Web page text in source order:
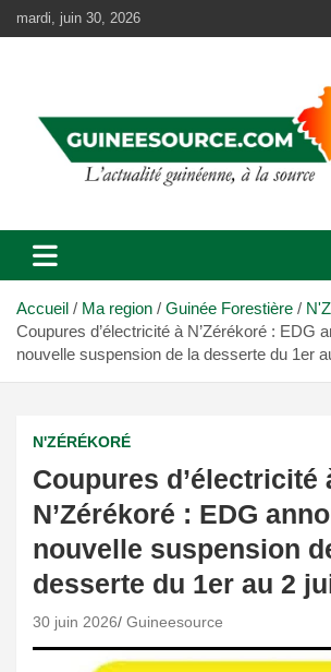
au
mardi, juin 30, 2026
Accueil Ma region Guinée Forestière
Coupures d’électricité à N’Zérékoré : EDG
nouvelle suspension de la desserte du 1er
N'ZÉRÉKORÉ
Coupures d’électricité
N’Zérékoré : EDG
nouvelle suspension
desserte du 1er au 2
30 juin 2026 Guineesource